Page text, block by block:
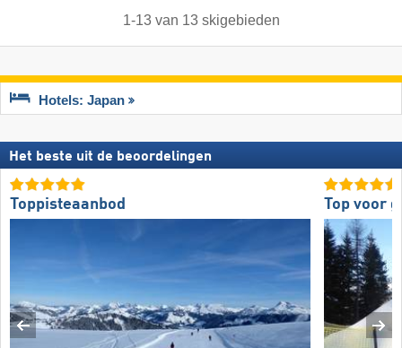
1-13van 13 skigebieden
Hotels: Japan
Het beste uit de beoordelingen
Toppisteaanbod Top voor